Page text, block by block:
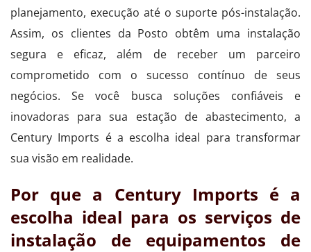
planejamento, execução até o suporte pós-instalação.
Assim, os clientes da Posto obtêm uma instalação
segura e eficaz, além de receber um parceiro
comprometido com o sucesso contínuo de seus
negócios. Se você busca soluções confiáveis e
inovadoras para sua estação de abastecimento, a
Century Imports é a escolha ideal para transformar
sua visão em realidade.
Por que a Century Imports é a
escolha ideal para os serviços de
instalação de equipamentos de